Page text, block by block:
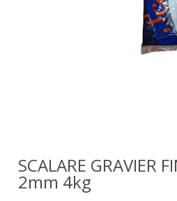
SCALARE GRAVIER
2mm 4kg